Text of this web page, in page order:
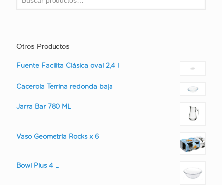
Otros Productos
Fuente Facilita Clásica oval 2,4 l
Cacerola Terrina redonda baja
Jarra Bar 780 ML
Vaso Geometría Rocks x 6
Bowl Plus 4 L